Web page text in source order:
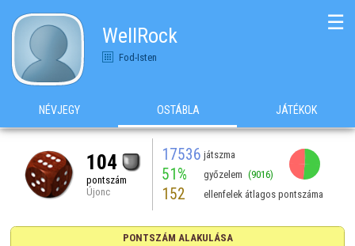
WellRock
Fod-Isten
☰
NÉVJEGY OSTÁBLA JÁTÉKOK
104
pontszám
Újonc
17536 játszma
51% győzelem (9016)
152 ellenfelek átlagos pontszáma
PONTSZÁM ALAKULÁSA